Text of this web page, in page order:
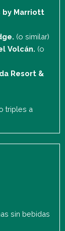
by Marriott
(o similar)
Volcán. (o
Resort &
triples a
sin bebidas